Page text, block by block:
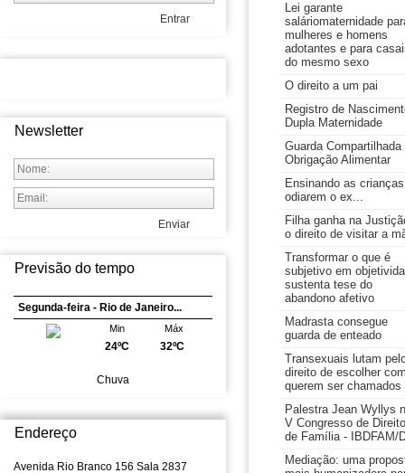
Entrar
Newsletter
Enviar
Previsão do tempo
Segunda-feira - Rio de Janeiro...
Máx
32ºC
Min
24ºC
Chuva
Endereço
Avenida Rio Branco 156 Sala 2837
Lei garante
saláriomaternidade
mulheres e homens
adotantes e para
do mesmo sexo
O direito a um pai
Registro de
Dupla Maternidade
Guarda Compartilhada
Obrigação Alimentar
Ensinando as
odiarem o ex...
Filha ganha na
o direito de visitar a
Transformar o que é
subjetivo em
sustenta tese do
abandono afetivo
Madrasta consegue
guarda de enteado
Transexuais lutam
direito de escolher
querem ser chamados
Palestra Jean Wyllys
V Congresso de Direito
de Família - IBDFAM/
Mediação: uma